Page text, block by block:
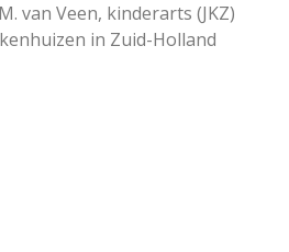
van Veen, kinderarts (JKZ)
in Zuid-Holland